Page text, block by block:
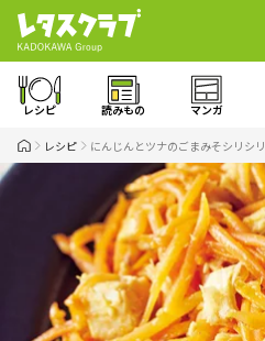
レシピ 読みもの マンガ
レシピ にんじんとツナのごまみそシリシリ